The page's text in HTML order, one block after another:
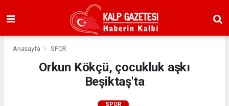
Anasayfa SPOR
Orkun Kökçü, çocukluk aşkı
Beşiktaş'ta
SPOR